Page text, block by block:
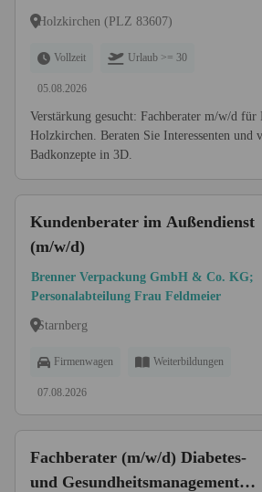
Holzkirchen (PLZ 83607)
Vollzeit Urlaub >= 30
05.08.2026
Verstärkung gesucht: Fachberater m/w/d für
Holzkirchen. Beraten Sie Interessenten und
Badkonzepte in 3D.
Kundenberater im Außendienst
(m/w/d)
Brenner Verpackung GmbH & Co. KG;
Personalabteilung Frau Feldmeier
Starnberg
Firmenwagen Weiterbildungen
07.08.2026
Fachberater (m/w/d) Diabetes-
und Gesundheitsmanagement